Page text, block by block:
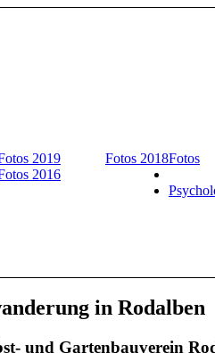
Fotos
2019
Fotos 2018
2016
in Rodalben
und Gartenbauverein